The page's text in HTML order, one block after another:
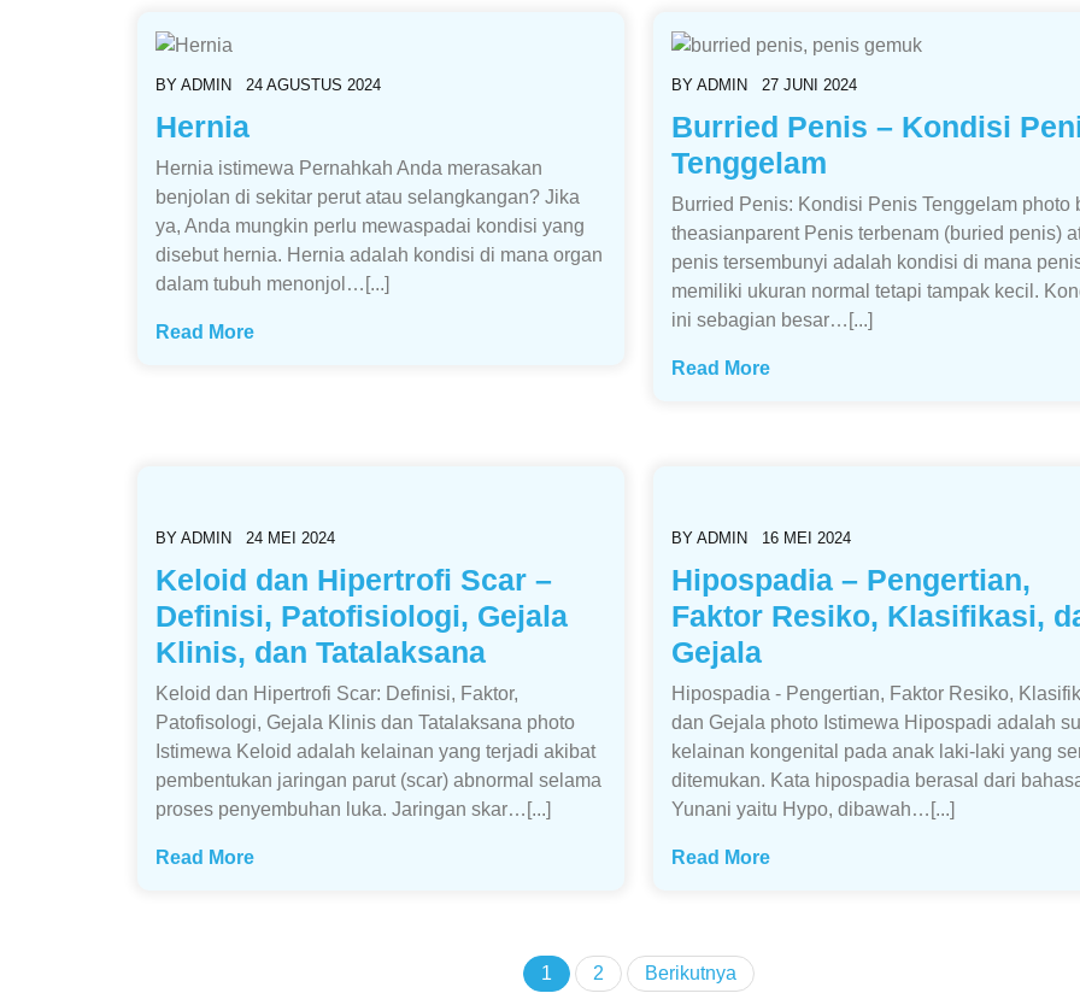
BY ADMIN 24 AGUSTUS 2024
Hernia
Hernia istimewa Pernahkah Anda merasakan
benjolan di sekitar perut atau selangkangan? Jika
ya, Anda mungkin perlu mewaspadai kondisi yang
disebut hernia. Hernia adalah kondisi di mana organ
dalam tubuh menonjol…[...]
Read More
BY ADMIN 27 JUNI 2024
Burried Penis – Kondisi
Tenggelam
Burried Penis: Kondisi Penis Tenggelam photo
theasianparent Penis terbenam (buried penis)
penis tersembunyi adalah kondisi di mana
memiliki ukuran normal tetapi tampak kecil.
ini sebagian besar…[...]
Read More
BY ADMIN 24 MEI 2024
Keloid dan Hipertrofi Scar –
Definisi, Patofisiologi, Gejala
Klinis, dan Tatalaksana
Keloid dan Hipertrofi Scar: Definisi, Faktor,
Patofisologi, Gejala Klinis dan Tatalaksana photo
Istimewa Keloid adalah kelainan yang terjadi akibat
pembentukan jaringan parut (scar) abnormal selama
proses penyembuhan luka. Jaringan skar…[...]
Read More
BY ADMIN 16 MEI 2024
Hipospadia – Pengertian,
Faktor Resiko, Klasifikasi,
Gejala
Hipospadia - Pengertian, Faktor Resiko,
dan Gejala photo Istimewa Hipospadi adalah
kelainan kongenital pada anak laki-laki yang
ditemukan. Kata hipospadia berasal dari
Yunani yaitu Hypo, dibawah…[...]
Read More
1 2 Berikutnya